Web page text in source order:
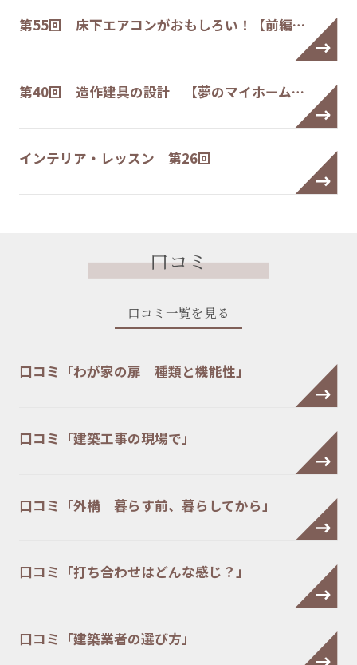
第55回 床下エアコンがおもしろい！【前編…
第40回 造作建具の設計 【夢のマイホーム…
インテリア・レッスン 第26回
口コミ
口コミ一覧を見る
口コミ「わが家の扉 種類と機能性」
口コミ「建築工事の現場で」
口コミ「外構 暮らす前、暮らしてから」
口コミ「打ち合わせはどんな感じ？」
口コミ「建築業者の選び方」